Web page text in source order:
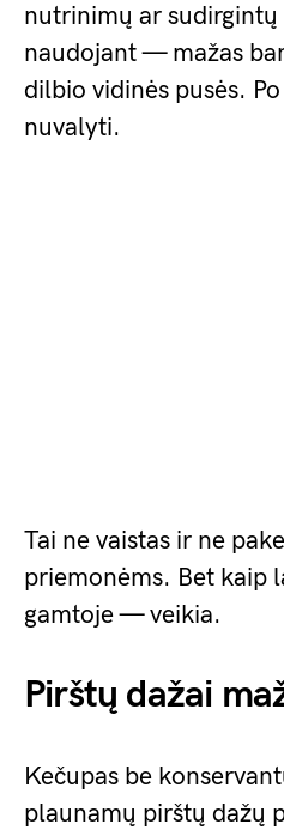
nutrinimų ar sudirgintų
naudojant — mažas
dilbio vidinės pusės.
nuvalyti.
Tai ne vaistas ir ne
priemonėms. Bet kaip
gamtoje — veikia.
Pirštų dažai
Kečupas be
plaunamų pirštų dažų